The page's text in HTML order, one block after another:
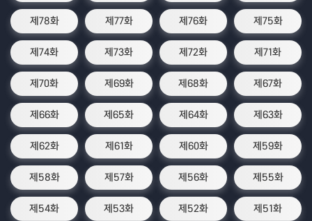
제78화 제77화 제76화 제75화
제74화 제73화 제72화 제71화
제70화 제69화 제68화 제67화
제66화 제65화 제64화 제63화
제62화 제61화 제60화 제59화
제58화 제57화 제56화 제55화
제54화 제53화 제52화 제51화